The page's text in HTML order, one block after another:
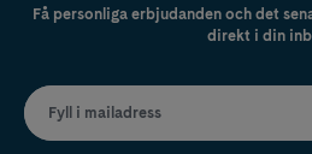
Få personliga erbjudanden och det
direkt i din
Fyll i mailadress